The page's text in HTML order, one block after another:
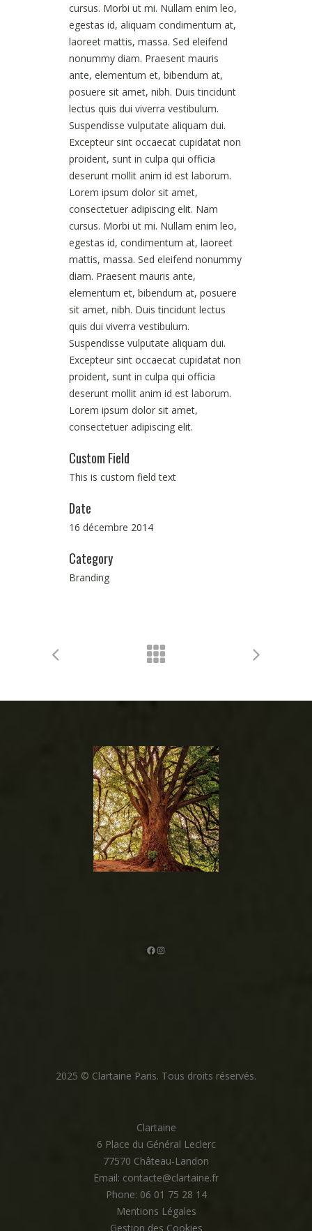
cursus. Morbi ut mi. Nullam enim leo,
egestas id, aliquam condimentum at,
laoreet mattis, massa. Sed eleifend
nonummy diam. Praesent mauris
ante, elementum et, bibendum at,
posuere sit amet, nibh. Duis tincidunt
lectus quis dui viverra vestibulum.
Suspendisse vulputate aliquam dui.
Excepteur sint occaecat cupidatat non
proident, sunt in culpa qui officia
deserunt mollit anim id est laborum.
Lorem ipsum dolor sit amet,
consectetuer adipiscing elit. Nam
cursus. Morbi ut mi. Nullam enim leo,
egestas id, condimentum at, laoreet
mattis, massa. Sed eleifend nonummy
diam. Praesent mauris ante,
elementum et, bibendum at, posuere
sit amet, nibh. Duis tincidunt lectus
quis dui viverra vestibulum.
Suspendisse vulputate aliquam dui.
Excepteur sint occaecat cupidatat non
proident, sunt in culpa qui officia
deserunt mollit anim id est laborum.
Lorem ipsum dolor sit amet,
consectetuer adipiscing elit.
Custom Field
This is custom field text
Date
16 décembre 2014
Category
Branding
Facebook
Instagram
2025 © Clartaine Paris. Tous droits réservés.
Clartaine
6 Place du Général Leclerc
77570 Château-Landon
Email: contacte@clartaine.fr
Phone: 06 01 75 28 14
Mentions Légales
Gestion des Cookies